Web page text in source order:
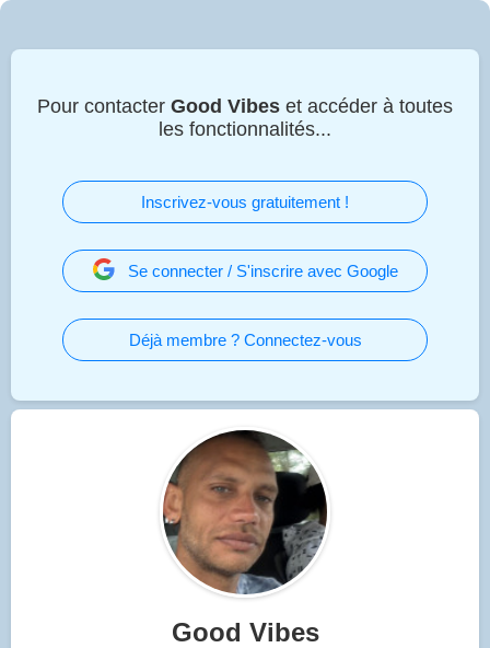
Pour contacter Good Vibes et accéder à toutes
les fonctionnalités...
Inscrivez-vous gratuitement !
Se connecter / S'inscrire avec Google
Déjà membre ? Connectez-vous
Good Vibes